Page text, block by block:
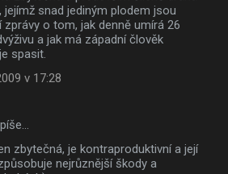
jejímž snad jediným plodem jsou
zprávy o tom, jak denně umírá 26
a jak má západní člověk
spasit.
v 17:28
zbytečná, je kontraproduktivní a její
nejrůznější škody a